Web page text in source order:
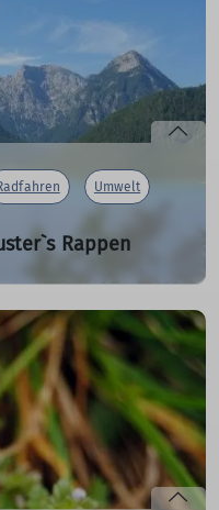
Umwelt
Rappen
auf 2998 m
eine fünfköpfige
von Dr. Klaus
aus eine
Tagesetappen über den
am Brenner
auf fast 3000 Meter